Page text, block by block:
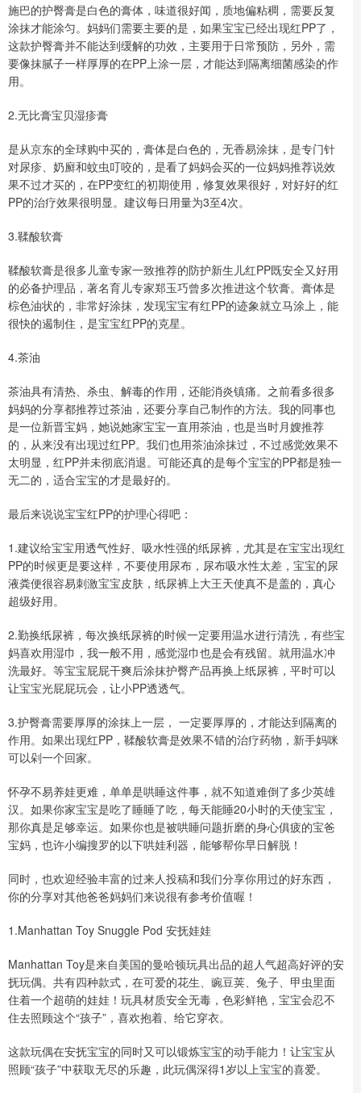
施巴的护臀膏是白色的膏体，味道很好闻，质地偏粘稠，需要反复
涂抹才能涂匀。妈妈们需要主要的是，如果宝宝已经出现红PP了，
这款护臀膏并不能达到缓解的功效，主要用于日常预防，另外，需
要像抹腻子一样厚厚的在PP上涂一层，才能达到隔离细菌感染的作
用。
2.无比膏宝贝湿疹膏
是从京东的全球购中买的，膏体是白色的，无香易涂抹，是专门针
对尿疹、奶廯和蚊虫叮咬的，是看了妈妈会买的一位妈妈推荐说效
果不过才买的，在PP变红的初期使用，修复效果很好，对好好的红
PP的治疗效果很明显。建议每日用量为3至4次。
3.鞣酸软膏
鞣酸软膏是很多儿童专家一致推荐的防护新生儿红PP既安全又好用
的必备护理品，著名育儿专家郑玉巧曾多次推进这个软膏。膏体是
棕色油状的，非常好涂抹，发现宝宝有红PP的迹象就立马涂上，能
很快的遏制住，是宝宝红PP的克星。
4.茶油
茶油具有清热、杀虫、解毒的作用，还能消炎镇痛。之前看多很多
妈妈的分享都推荐过茶油，还要分享自己制作的方法。我的同事也
是一位新晋宝妈，她说她家宝宝一直用茶油，也是当时月嫂推荐
的，从来没有出现过红PP。我们也用茶油涂抹过，不过感觉效果不
太明显，红PP并未彻底消退。可能还真的是每个宝宝的PP都是独一
无二的，适合宝宝的才是最好的。
最后来说说宝宝红PP的护理心得吧：
1.建议给宝宝用透气性好、吸水性强的纸尿裤，尤其是在宝宝出现红
PP的时候更是要这样，不要使用尿布，尿布吸水性太差，宝宝的尿
液粪便很容易刺激宝宝皮肤，纸尿裤上大王天使真不是盖的，真心
超级好用。
2.勤换纸尿裤，每次换纸尿裤的时候一定要用温水进行清洗，有些宝
妈喜欢用湿巾，我一般不用，感觉湿巾也是会有残留。就用温水冲
洗最好。等宝宝屁屁干爽后涂抹护臀产品再换上纸尿裤，平时可以
让宝宝光屁屁玩会，让小PP透透气。
3.护臀膏需要厚厚的涂抹上一层， 一定要厚厚的，才能达到隔离的
作用。如果出现红PP，鞣酸软膏是效果不错的治疗药物，新手妈咪
可以剁一个回家。
怀孕不易养娃更难，单单是哄睡这件事，就不知道难倒了多少英雄
汉。如果你家宝宝是吃了睡睡了吃，每天能睡20小时的天使宝宝，
那你真是足够幸运。如果你也是被哄睡问题折磨的身心俱疲的宝爸
宝妈，也许小编搜罗的以下哄娃利器，能够帮你早日解脱！
同时，也欢迎经验丰富的过来人投稿和我们分享你用过的好东西，
你的分享对其他爸爸妈妈们来说很有参考价值喔！
1.Manhattan Toy Snuggle Pod 安抚娃娃
Manhattan Toy是来自美国的曼哈顿玩具出品的超人气超高好评的安
抚玩偶。共有四种款式，在可爱的花生、豌豆荚、兔子、甲虫里面
住着一个超萌的娃娃！玩具材质安全无毒，色彩鲜艳，宝宝会忍不
住去照顾这个“孩子”，喜欢抱着、给它穿衣。
这款玩偶在安抚宝宝的同时又可以锻炼宝宝的动手能力！让宝宝从
照顾“孩子”中获取无尽的乐趣，此玩偶深得1岁以上宝宝的喜爱。